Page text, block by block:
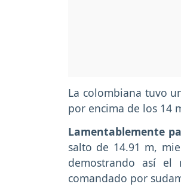
La colombiana tuvo
por encima de los 14
Lamentablemente
salto de 14.91 m,
demostrando así
comandado por